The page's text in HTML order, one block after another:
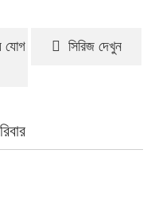
যোগ
সিরিজ দেখুন